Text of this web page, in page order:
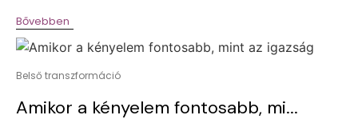
Bővebben
Belső transzformáció
Amikor a kényelem fontosabb, mi...